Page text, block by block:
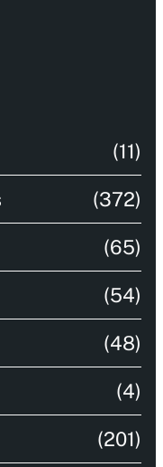
(11)
(372)
(65)
(54)
(48)
(4)
(201)